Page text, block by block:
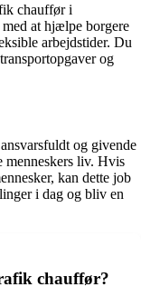
chauffør i
at hjælpe borgere
arbejdstider. Du
og
og givende
menneskers liv. Hvis
kan dette job
i dag og bliv en
chauffør?